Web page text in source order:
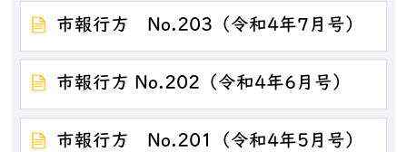
市報行方 No.203（令和4年7月号）
市報行方 No.202（令和4年6月号）
市報行方 No.201（令和4年5月号）